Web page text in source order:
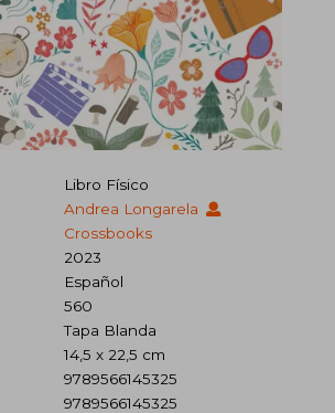
Libro Físico
Andrea Longarela
Crossbooks
2023
Español
560
Tapa Blanda
14,5 x 22,5 cm
9789566145325
9789566145325